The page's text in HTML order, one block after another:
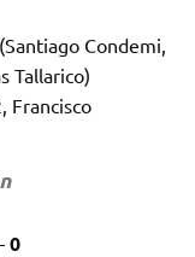
(Santiago Condemi,
Tallarico)
Francisco
0